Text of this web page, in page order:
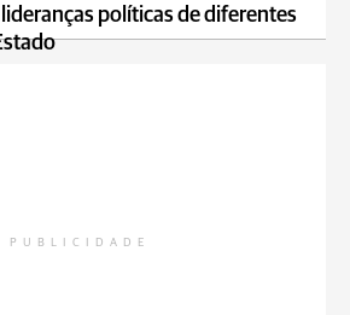
políticas de diferentes
PUBLICIDADE